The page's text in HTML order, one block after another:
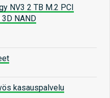
NV3 2 TB M.2 PCI
NAND
kasauspalvelu